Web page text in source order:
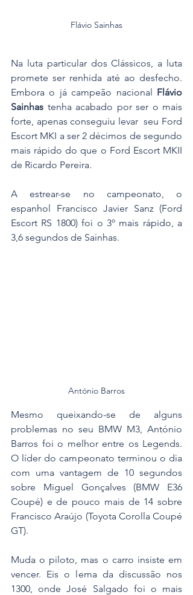
Flávio Sainhas
Na luta particular dos Clássicos, a luta
promete ser renhida até ao desfecho.
Embora o já campeão nacional Flávio
Sainhas tenha acabado por ser o mais
forte, apenas conseguiu levar  seu Ford
Escort MKI a ser 2 décimos de segundo
mais rápido do que o Ford Escort MKII
de Ricardo Pereira.
A estrear-se no campeonato, o
espanhol Francisco Javier Sanz (Ford
Escort RS 1800) foi o 3º mais rápido, a
3,6 segundos de Sainhas.
António Barros
Mesmo queixando-se de alguns
problemas no seu BMW M3, António
Barros foi o melhor entre os Legends.
O líder do campeonato terminou o dia
com uma vantagem de 10 segundos
sobre Miguel Gonçalves (BMW E36
Coupé) e de pouco mais de 14 sobre
Francisco Araújo (Toyota Corolla Coupé
GT).
Muda o piloto, mas o carro insiste em
vencer. Eis o lema da discussão nos
1300, onde José Salgado foi o mais